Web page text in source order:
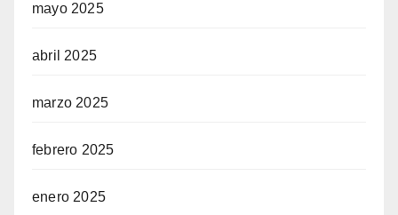
mayo 2025
abril 2025
marzo 2025
febrero 2025
enero 2025